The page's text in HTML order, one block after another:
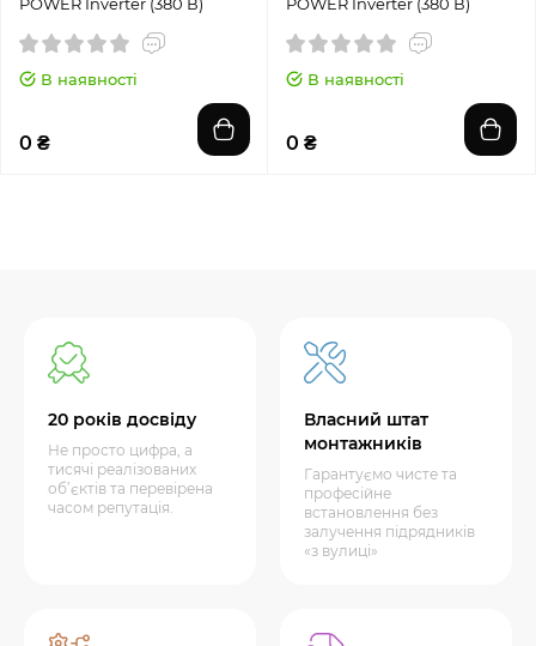
В наявності
0 ₴
В наявності
0 ₴
20 років досвіду
Не просто цифра, а
тисячі реалізованих
об’єктів та перевірена
часом репутація.
Власний штат
монтажників
Гарантуємо чисте та
професійне
встановлення без
залучення підрядників
«з вулиці»